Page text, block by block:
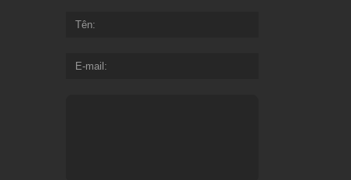
Tên
E-mail